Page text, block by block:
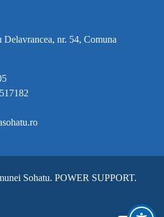
Delavrancea, nr. 54, Comuna
Sohatu. POWER SUPPORT.